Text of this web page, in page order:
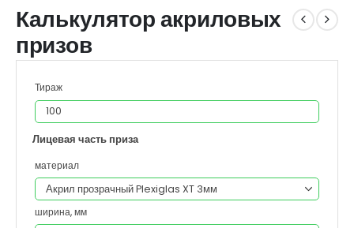
Калькулятор акриловых
призов
Тираж
Лицевая часть приза
материал
ширина, мм